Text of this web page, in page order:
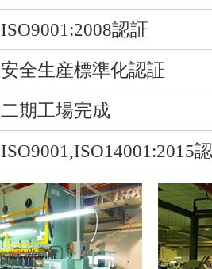
ISO9001:2008認証
安全生産標準化認証
二期工場完成
ISO9001,ISO14001:2015